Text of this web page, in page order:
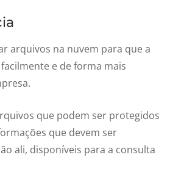
arquivos na nuvem para que a
e de forma mais
que podem ser protegidos
que devem ser
ali, disponíveis para a consulta